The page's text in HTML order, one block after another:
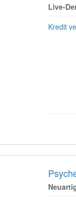
Live-
Kredit